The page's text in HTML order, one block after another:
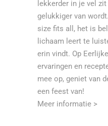
lekkerder in je vel
gelukkiger van
size fits all, het is
lichaam leert te
erin vindt. Op
ervaringen en
mee op, geniet van
een feest van!
Meer informatie >